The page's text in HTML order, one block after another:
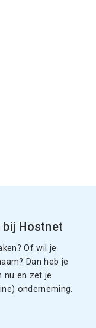
bij Hostnet
Of wil je
Dan heb je
nu en zet je
onderneming.